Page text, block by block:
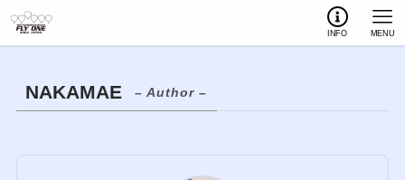
INFO MENU
NAKAMAE – Author –